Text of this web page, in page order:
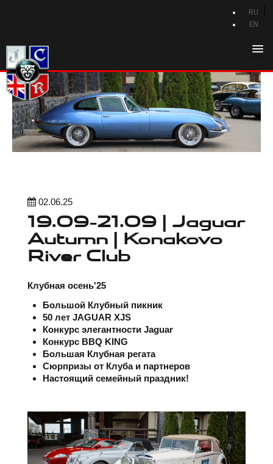
RU
EN
Главная
История Jaguar
Каталог Jaguar
Новости Jaguar
Контакты
02.06.25
19.09-21.09 | Jaguar
Autumn | Konakovo
River Club
Клубная осень'25
Большой Клубный пикник
50 лет JAGUAR XJS
Конкурс элегантности Jaguar
Конкурс BBQ KING
Большая Клубная регата
Сюрпризы от Клуба и партнеров
Настоящий семейный праздник!